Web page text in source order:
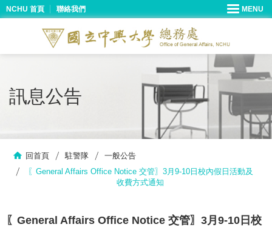
NCHU 首頁 聯絡我們
訊息公告
回首頁 駐警隊
一般公告
〖General Affairs Office Notice 交管〗3月9-10日校內假日活動及
收費方式通知
〖General Affairs Office Notice 交管〗3月9-10日校